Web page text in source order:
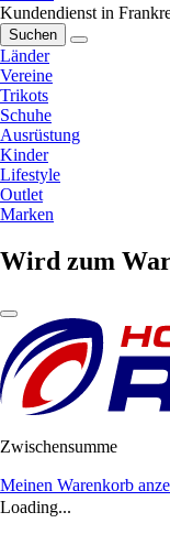
Kundendienst in
Suchen
Länder
Vereine
Trikots
Schuhe
Ausrüstung
Kinder
Lifestyle
Outlet
Marken
Wird zum
Zwischensumme
Meinen Warenkorb
Loading...